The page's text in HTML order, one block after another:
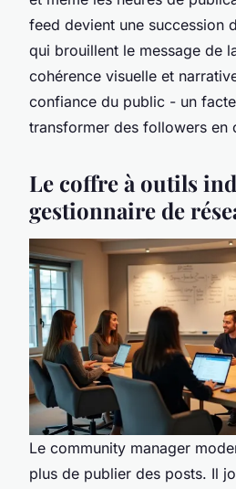
feed devient une succession
qui brouillent le message de
cohérence visuelle et
confiance du public - un
transformer des followers en
Le coffre à outils
gestionnaire de
Le community manager
plus de publier des posts. Il